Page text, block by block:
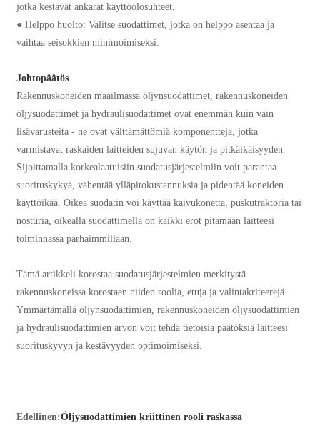
jotka kestävät ankarat käyttöolosuhteet.
● Helppo huolto: Valitse suodattimet, jotka on helppo asentaa ja
vaihtaa seisokkien minimoimiseksi.
Johtopäätös
Rakennuskoneiden maailmassa öljynsuodattimet, rakennuskoneiden
öljysuodattimet ja hydraulisuodattimet ovat enemmän kuin vain
lisävarusteita - ne ovat välttämättömiä komponentteja, jotka
varmistavat raskaiden laitteiden sujuvan käytön ja pitkäikäisyyden.
Sijoittamalla korkealaatuisiin suodatusjärjestelmiin voit parantaa
suorituskykyä, vähentää ylläpitokustannuksia ja pidentää koneiden
käyttöikää. Oikea suodatin voi käyttää kaivukonetta, puskutraktoria tai
nosturia, oikealla suodattimella on kaikki erot pitämään laitteesi
toiminnassa parhaimmillaan.
Tämä artikkeli korostaa suodatusjärjestelmien merkitystä
rakennuskoneissa korostaen niiden roolia, etuja ja valintakriteerejä.
Ymmärtämällä öljynsuodattimien, rakennuskoneiden öljysuodattimien
ja hydraulisuodattimien arvon voit tehdä tietoisia päätöksiä laitteesi
suorituskyvyn ja kestävyyden optimoimiseksi.
Edellinen:Öljysuodattimien kriittinen rooli raskassa